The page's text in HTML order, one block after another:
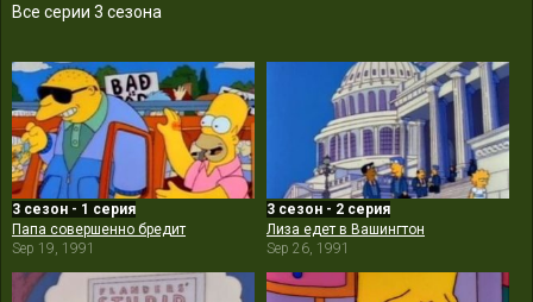
Все серии 3 сезона
3 сезон - 1 серия
Папа совершенно бредит
Sep 19, 1991
3 сезон - 2 серия
Лиза едет в Вашингтон
Sep 26, 1991